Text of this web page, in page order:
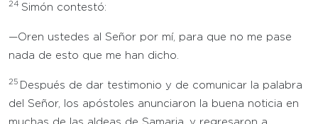
24 Simón contestó:
—Oren ustedes al Señor por mí, para que no me pase
nada de esto que me han dicho.
25
Después de dar testimonio y de comunicar la palabra
del Señor, los apóstoles anunciaron la buena noticia en